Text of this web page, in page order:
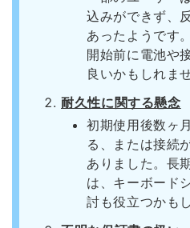
込みができず、
あったようです
開始前に電池や
良いかもしれま
耐久性に関する懸念
初期使用後数ヶ
る、または接続
ありました。長
は、キーボード
討も役立つかも